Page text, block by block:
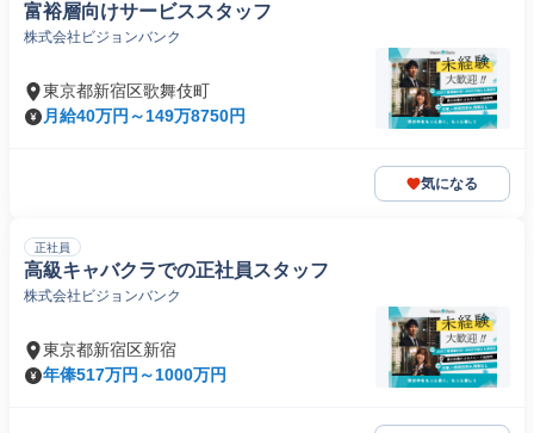
富裕層向けサービススタッフ
株式会社ビジョンバンク
東京都新宿区歌舞伎町
月給40万円～149万8750円
気になる
正社員
高級キャバクラでの正社員スタッフ
株式会社ビジョンバンク
東京都新宿区新宿
年俸517万円～1000万円